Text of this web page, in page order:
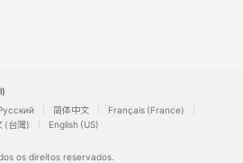
简体中文
Français (France)
(台灣) English (US)
os direitos reservados.